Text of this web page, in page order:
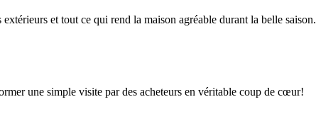
et tout ce qui rend la maison agréable durant la belle saison.
une simple visite par des acheteurs en véritable coup de cœur!